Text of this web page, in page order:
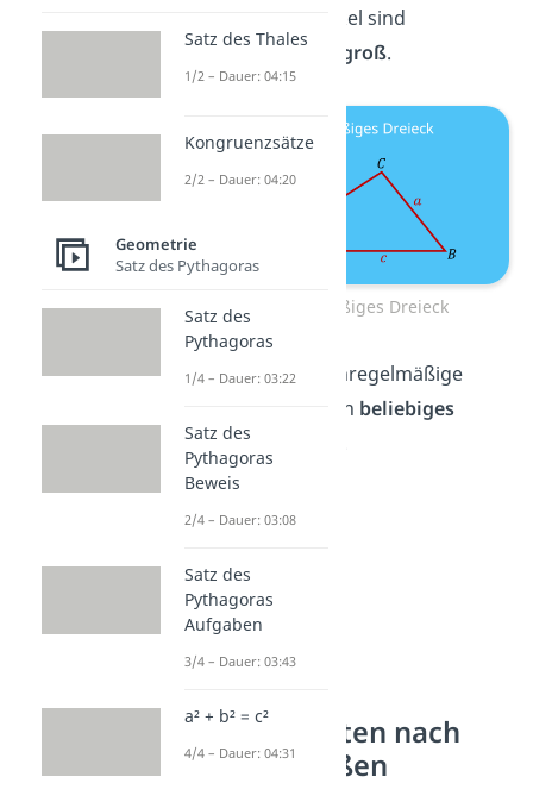
Alle drei Winkel sind
verschieden groß.
Unregelmäßiges Dreieck
Übrigens:Das unregelmäßige
Dreieck wird auch beliebiges
Dreieck
Dreiecksarten nach
Winkelgrößen
Satz des Thales
1/2 – Dauer: 04:15
Kongruenzsätze
2/2 – Dauer: 04:20
Geometrie
Satz des Pythagoras
Satz des
Pythagoras
1/4 – Dauer: 03:22
Satz des
Pythagoras
Beweis
2/4 – Dauer: 03:08
Satz des
Pythagoras
Aufgaben
3/4 – Dauer: 03:43
a² + b² = c²
4/4 – Dauer: 04:31